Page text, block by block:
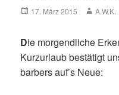
Posted
17. März 2015 Author
A.W.K.
Die morgendliche
Kurzurlaub bestätigt
barbers auf’s Neue: